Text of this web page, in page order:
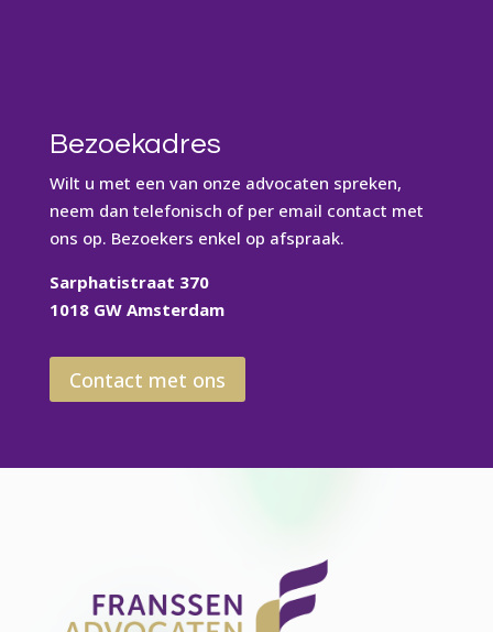
Bezoekadres
Wilt u met een van onze advocaten spreken,
neem dan telefonisch of per email contact met
ons op. Bezoekers enkel op afspraak.
Sarphatistraat 370
1018 GW Amsterdam
Contact met ons